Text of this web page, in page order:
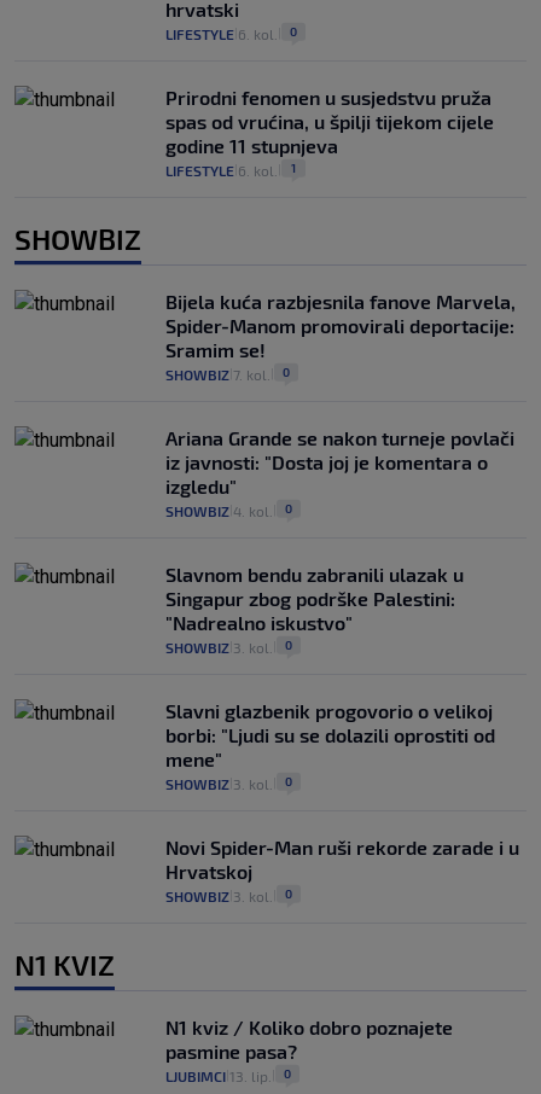
hrvatski
LIFESTYLE 6. kol. 0
Prirodni fenomen u susjedstvu pruža
spas od vrućina, u špilji tijekom cijele
godine 11 stupnjeva
LIFESTYLE 6. kol. 1
SHOWBIZ
Bijela kuća razbjesnila fanove Marvela,
Spider-Manom promovirali deportacije:
Sramim se!
SHOWBIZ 7. kol. 0
Ariana Grande se nakon turneje povlači
iz javnosti: "Dosta joj je komentara o
izgledu"
SHOWBIZ 4. kol. 0
Slavnom bendu zabranili ulazak u
Singapur zbog podrške Palestini:
"Nadrealno iskustvo"
SHOWBIZ 3. kol. 0
Slavni glazbenik progovorio o velikoj
borbi: "Ljudi su se dolazili oprostiti od
mene"
SHOWBIZ 3. kol. 0
Novi Spider-Man ruši rekorde zarade i u
Hrvatskoj
SHOWBIZ 3. kol. 0
N1 KVIZ
N1 kviz / Koliko dobro poznajete
pasmine pasa?
LJUBIMCI 13. lip. 0